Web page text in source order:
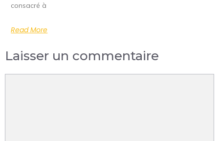
consacré à
Read More
Laisser un commentaire